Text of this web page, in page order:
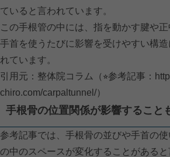
ていると言われています。
この手根管の中には、指を動かす腱や正
手首を使うたびに影響を受けやすい構
れています。
引用元：整体院コラム（⭐︎参考記事：
chiro.com/carpaltunnel/）
手根骨の位置関係が影響すること
参考記事では、手根骨の並びや手首の
の中のスペースが変化することがあると